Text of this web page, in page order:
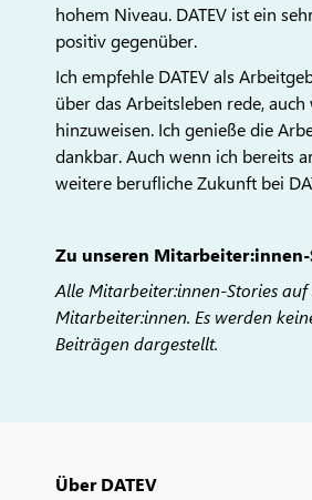
hohem Niveau. DATEV ist ein
positiv gegenüber.
Ich empfehle DATEV als
über das Arbeitsleben rede,
hinzuweisen. Ich genieße die
dankbar. Auch wenn ich bereits
weitere berufliche Zukunft bei
Zu unseren
Alle Mitarbeiter:innen-Stories
Mitarbeiter:innen. Es werden
Beiträgen dargestellt.
Über DATEV